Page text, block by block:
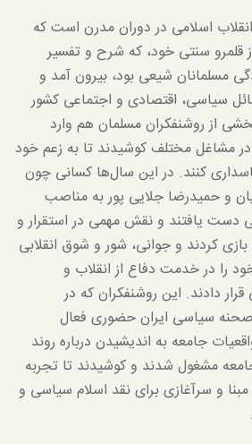
اسلامی در دوران مدرن است که
قلمرو سنتی خود، که شرح و تفسیر
مسلمانان شیعی بود، بیرون آمد و
سیاسی، اقتصادی و اجتماعی کشور
از روشنفکران مسلمان هم وارد
مشاغل مختلف کوشیدند تا به زعم خود
کنند. در این سال‌ها کسانی چون
و حمیدرضا جلایی پور به مناصب
دست یافتند و نقش مهمی در استقرار و
کردند و جوانی، شور و شوق انقلابی
را در خدمت دفاع از انقلاب و
دادند. این روشنفکران که در
سیاسی ایران حضوری فعال
جامعه به اندیشیدن درباره روند
مشغول شدند و کوشیدند تا تجربه
و سرآغازی برای نقد اسلام سیاسی و